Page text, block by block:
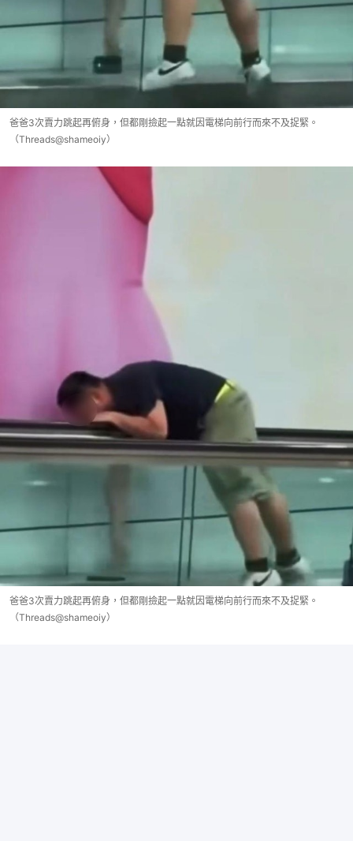
爸爸3次賣力跳起再俯身，但都剛撿起一點就因電梯向前行而來不及捉緊。
（Threads@shameoiy）
爸爸3次賣力跳起再俯身，但都剛撿起一點就因電梯向前行而來不及捉緊。
（Threads@shameoiy）